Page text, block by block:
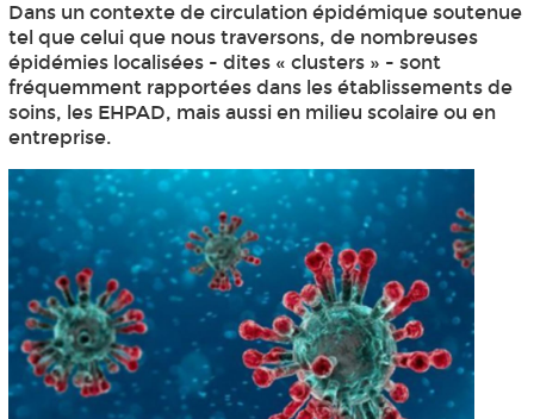
Dans un contexte de circulation épidémique soutenue
tel que celui que nous traversons, de nombreuses
épidémies localisées - dites « clusters » - sont
fréquemment rapportées dans les établissements de
soins, les EHPAD, mais aussi en milieu scolaire ou en
entreprise.